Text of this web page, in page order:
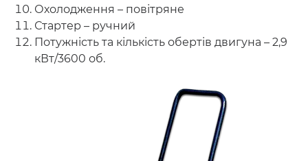
Охолодження – повітряне
Стартер – ручний
Потужність та кількість обертів двигуна – 2,9
кВт/3600 об.